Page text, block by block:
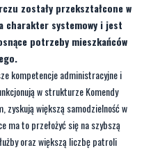
zostały przekształcone w
charakter systemowy i jest
potrzeby mieszkańców
kompetencje administracyjne i
w strukturze Komendy
zyskują większą samodzielność w
ma to przełożyć się na szybszą
oraz większą liczbę patroli